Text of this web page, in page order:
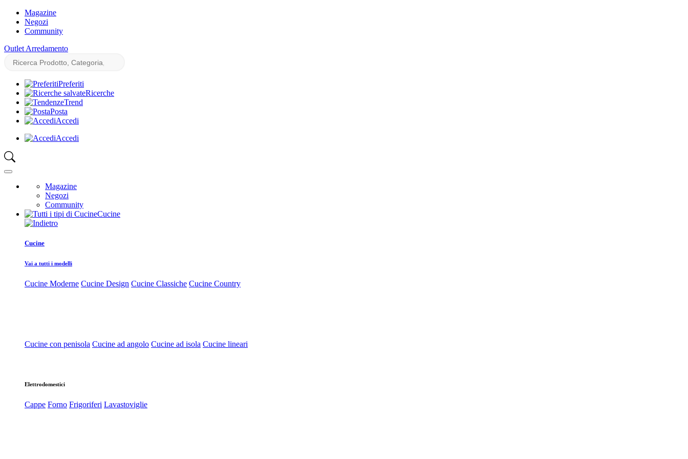
Magazine
Negozi
Community
Outlet Arredamento
Preferiti
Ricerche
Trend
Posta
Accedi
Accedi
Magazine
Negozi
Community
Cucine
Cucine
Vai a tutti i modelli
Cucine Moderne Cucine Design Cucine Classiche Cucine Country
Cucine con penisola Cucine ad angolo Cucine ad isola Cucine lineari
Elettrodomestici
Cappe Forno Frigoriferi Lavastoviglie